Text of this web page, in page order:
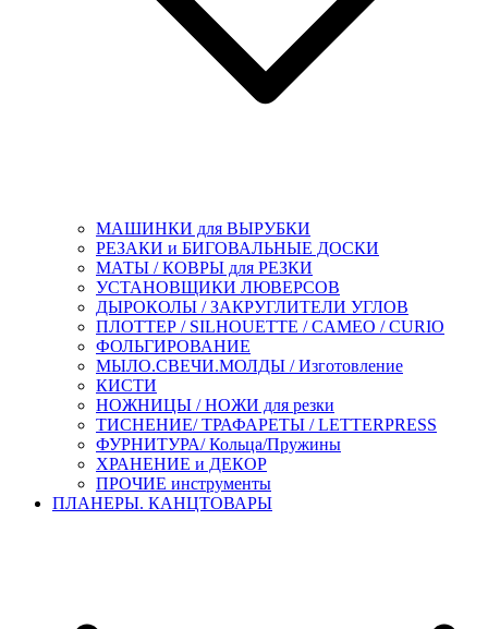
МАШИНКИ для ВЫРУБКИ
РЕЗАКИ и БИГОВАЛЬНЫЕ ДОСКИ
МАТЫ / КОВРЫ для РЕЗКИ
УСТАНОВЩИКИ ЛЮВЕРСОВ
ДЫРОКОЛЫ / ЗАКРУГЛИТЕЛИ УГЛОВ
ПЛОТТЕР / SILHOUETTE / CAMEO / CURIO
ФОЛЬГИРОВАНИЕ
МЫЛО.СВЕЧИ.МОЛДЫ / Изготовление
КИСТИ
НОЖНИЦЫ / НОЖИ для резки
ТИСНЕНИЕ/ ТРАФАРЕТЫ / LETTERPRESS
ФУРНИТУРА/ Кольца/Пружины
ХРАНЕНИЕ и ДЕКОР
ПРОЧИЕ инструменты
ПЛАНЕРЫ. КАНЦТОВАРЫ